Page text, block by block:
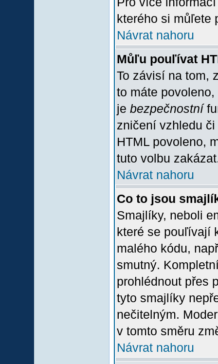
kterého si můľete
Návrat nahoru
Můľu pouľívat
To závisí na tom,
to máte
je bezpečnostní
zničení vzhledu
HTML povoleno,
tuto volbu
Návrat nahoru
Co to jsou
Smajlíky, neboli
které se pouľívají
malého kódu,
smutný.
prohlédnout přes
tyto smajlíky
nečitelným.
v tomto směru
Návrat nahoru